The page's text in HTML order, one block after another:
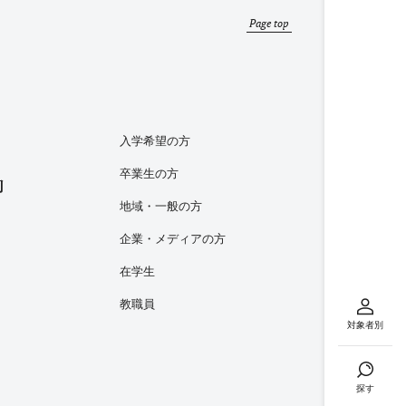
対象者別
探す
Page top
入学希望の方
卒業生の方
地域・一般の方
企業・メディアの方
在学生
教職員